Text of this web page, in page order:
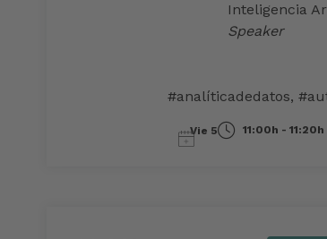
Inteligencia
Speaker
#analíticadedatos,
Vie 5 11:00h - 11:20h